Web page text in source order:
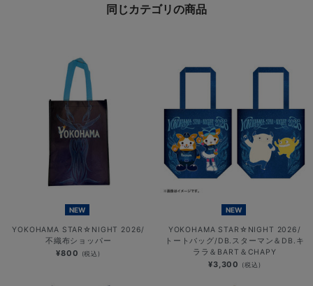
同じカテゴリの商品
NEW
YOKOHAMA STAR☆NIGHT 2026/
不織布ショッパー
¥800 (税込)
NEW
YOKOHAMA STAR☆NIGHT 2026/
トートバッグ/DB.スターマン＆DB.キ
ララ＆BART＆CHAPY
¥3,300 (税込)